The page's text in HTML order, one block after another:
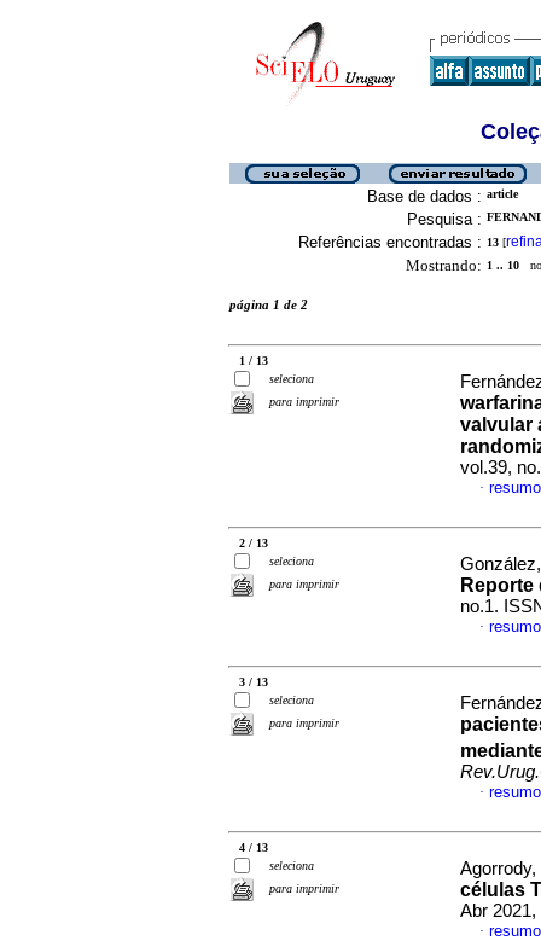
Base de dados : article
Pesquisa :
Referências encontradas : 13 [
Mostrando: 1 .. 10
página 1 de 2
1 / 13
seleciona
para imprimir
valvular
vol.39,
·
2 / 13
seleciona
para imprimir
Reporte
no.1.
·
3 / 13
seleciona
para imprimir
·
4 / 13
seleciona
para imprimir
células
Abr 2021,
·